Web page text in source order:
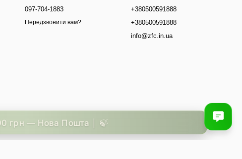
097-704-1883
Передзвонити вам?
+380500591888
+380500591888
info@zfc.in.ua